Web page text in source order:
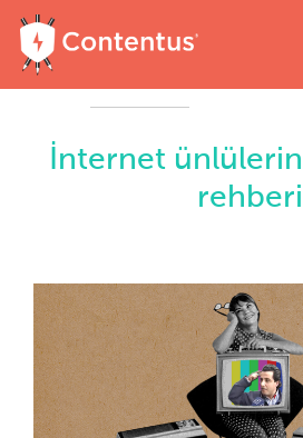
İnternet
rehberi